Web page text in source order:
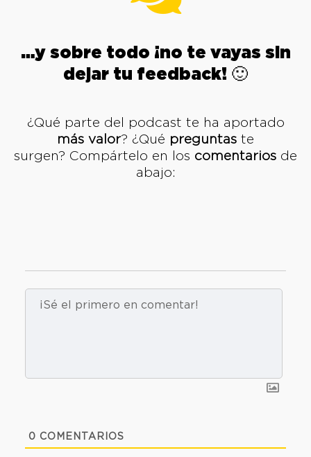
…y sobre todo ¡no te vayas sin
dejar tu feedback! 🙂
¿Qué parte del podcast te ha aportado
más valor? ¿Qué preguntas te
surgen? Compártelo en los comentarios de
abajo:
0 COMENTARIOS